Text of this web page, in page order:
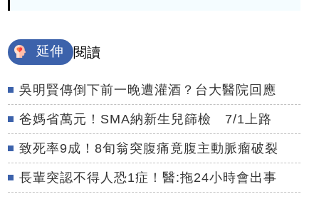
延伸 閱讀
吳明賢傳倒下前一晚遭灌酒？台大醫院回應
爸媽省萬元！SMA納新生兒篩檢 7/1上路
致死率9成！8旬翁突腹痛竟腹主動脈瘤破裂
長輩突認不得人恐1症！醫:拖24小時會出事